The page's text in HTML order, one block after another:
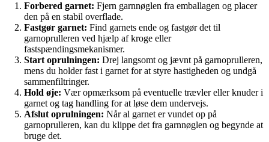
Forbered garnet: Fjern garnnøglen fra emballagen og placer
den på en stabil overflade.
Fastgør garnet: Find garnets ende og fastgør det til
garnoprulleren ved hjælp af kroge eller
fastspændingsmekanismer.
Start oprulningen: Drej langsomt og jævnt på garnoprulleren,
mens du holder fast i garnet for at styre hastigheden og undgå
sammenfiltringer.
Hold øje: Vær opmærksom på eventuelle trævler eller knuder i
garnet og tag handling for at løse dem undervejs.
Afslut oprulningen: Når al garnet er vundet op på
garnoprulleren, kan du klippe det fra garnnøglen og begynde at
bruge det.